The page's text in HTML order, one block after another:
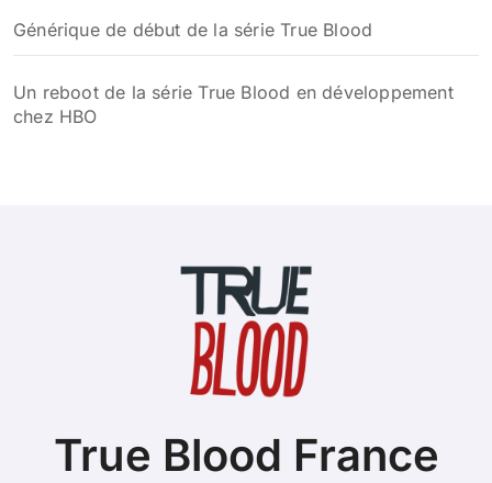
Générique de début de la série True Blood
Un reboot de la série True Blood en développement
chez HBO
True Blood France